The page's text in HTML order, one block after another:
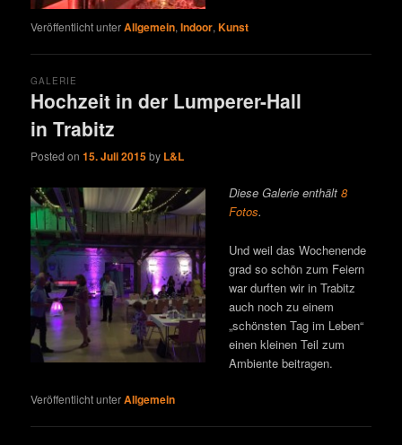
Veröffentlicht unterAllgemein,Indoor,Kunst
Hochzeit in der Lumperer-Hall
in Trabitz
GALERIE
Posted on15. Juli 2015by L&L
Diese Galerie enthält8
Fotos.
Und weil das Wochenende
grad so schön zum Feiern
war durften wir in Trabitz
auch noch zu einem
„schönsten Tag im Leben“
einen kleinen Teil zum
Ambiente beitragen.
Veröffentlicht unterAllgemein